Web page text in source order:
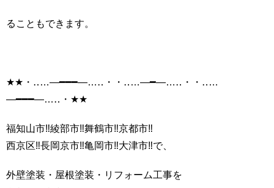
ることもできます。
★★・‥…―━━━―…‥・・‥…―━―…‥・・‥…
―━━━―…‥・★★
福知山市‼️綾部市‼️舞鶴市‼️京都市‼️
西京区‼長岡京市‼️亀岡市‼️大津市‼️で、
外壁塗装・屋根塗装・リフォーム工事を